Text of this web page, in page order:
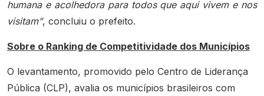
humana e acolhedora para todos que aqui vivem e nos
visitam”, concluiu o prefeito.
Sobre o Ranking de Competitividade dos Municípios
O levantamento, promovido pelo Centro de Liderança
Pública (CLP), avalia os municípios brasileiros com